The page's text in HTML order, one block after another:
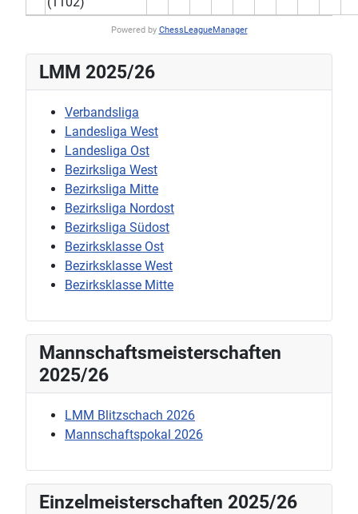
Powered by ChessLeagueManager
LMM 2025/26
Verbandsliga
Landesliga West
Landesliga Ost
Bezirksliga West
Bezirksliga Mitte
Bezirksliga Nordost
Bezirksliga Südost
Bezirksklasse Ost
Bezirksklasse West
Bezirksklasse Mitte
Mannschaftsmeisterschaften
2025/26
LMM Blitzschach 2026
Mannschaftspokal 2026
Einzelmeisterschaften 2025/26